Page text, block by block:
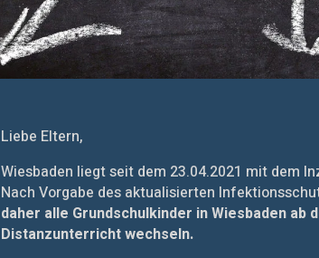
Liebe Eltern,
Wiesbaden liegt seit dem 23.04.2021 mit dem
Nach Vorgabe des aktualisierten
daher alle Grundschulkinder in Wiesbaden ab
Distanzunterricht wechseln.